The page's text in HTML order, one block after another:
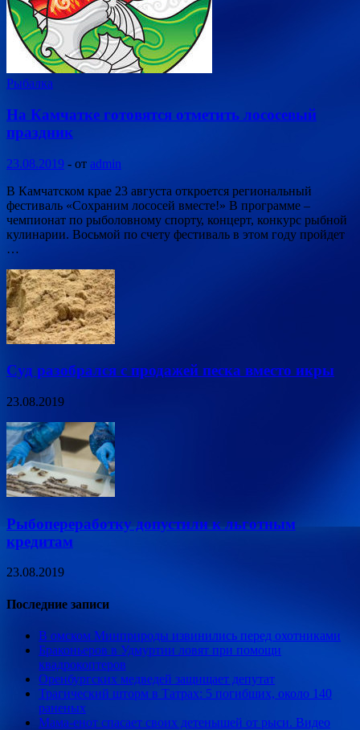
Рыбалка
На Камчатке готовятся отметить лососевый
праздник
23.08.2019 - от admin
В Камчатском крае 23 августа откроется региональный
фестиваль «Сохраним лососей вместе!» В программе –
чемпионат по рыболовному спорту, концерт, конкурс рыбной
кулинарии. Восьмой по счету фестиваль в этом году пройдет
…
Суд разобрался с продажей песка вместо икры
23.08.2019
Рыбопереработку допустили к льготным
кредитам
23.08.2019
Последние записи
В омском Минприроды извинились перед охотниками
Браконьеров в Удмуртии ловят при помощи
квадрокоптеров
Оренбургских медведей защищает депутат
Трагический шторм в Татрах: 5 погибших, около 140
раненых
Мама-енот спасает своих детенышей от рыси. Видео